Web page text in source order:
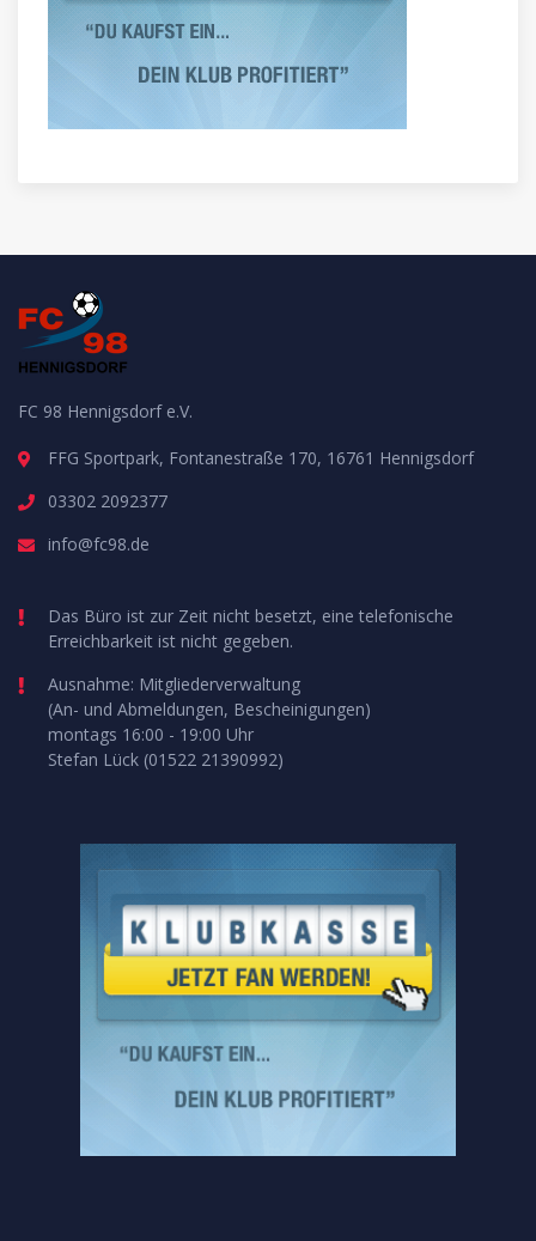
FC 98 Hennigsdorf e.V.
FFG Sportpark, Fontanestraße 170, 16761 Hennigsdorf
03302 2092377
info@fc98.de
Das Büro ist zur Zeit nicht besetzt, eine telefonische
Erreichbarkeit ist nicht gegeben.
Ausnahme: Mitgliederverwaltung
(An- und Abmeldungen, Bescheinigungen)
montags 16:00 - 19:00 Uhr
Stefan Lück (01522 21390992)